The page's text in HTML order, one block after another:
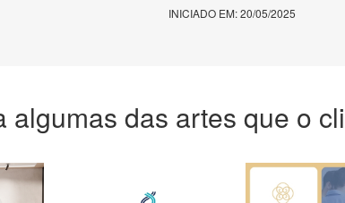
INICIADO EM: 20/05/2025
algumas das artes que o